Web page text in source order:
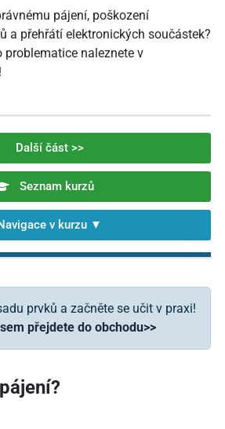
pájení, poškození
a přehřátí elektronických součástek?
naleznete v
Seznam kurzů
v kurzu ▼
Další část >>
nářadí
s páječkou, časté chyby
drát, lankový drát, tavidlo
prvků a začněte se učit v praxi!
přejdete do obchodu>>